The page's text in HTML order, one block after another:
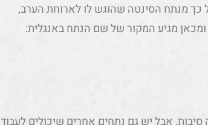
כך מנתח הסינטה שהוגש לו לארוחת הערב,
שהוא החליט להעניק לו את תואר של כבוד SIR ומכאן מגיע המקור של שם הנתח באנגלית: